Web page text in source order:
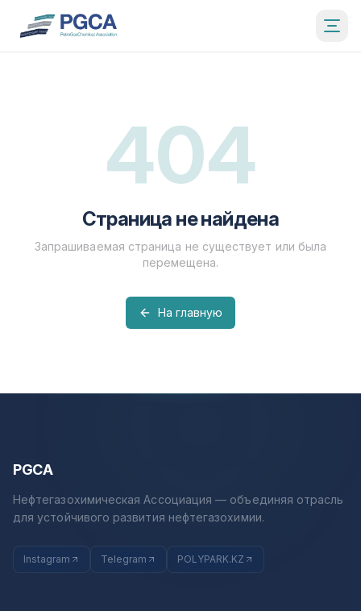
404
Страница не найдена
Запрашиваемая страница не существует или была
перемещена.
На главную
PGCA
Нефтегазохимическая Ассоциация — объединяя отрасль
для устойчивого развития нефтегазохимии.
Instagram Telegram POLYPARK.KZ